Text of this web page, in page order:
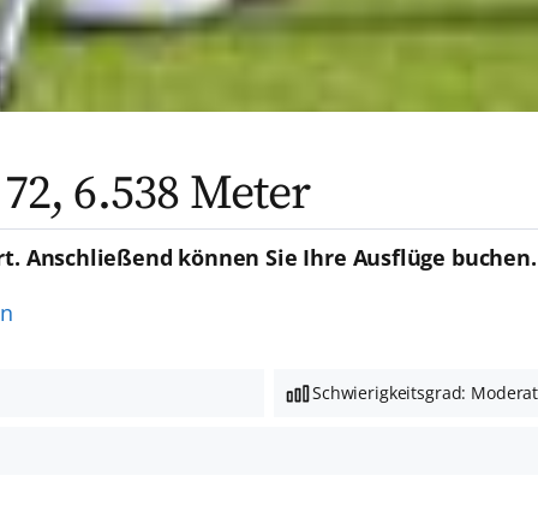
6.538 Meter
Anschließend können Sie Ihre Ausflüge buchen.
Schwierigkeitsgrad: Moderat